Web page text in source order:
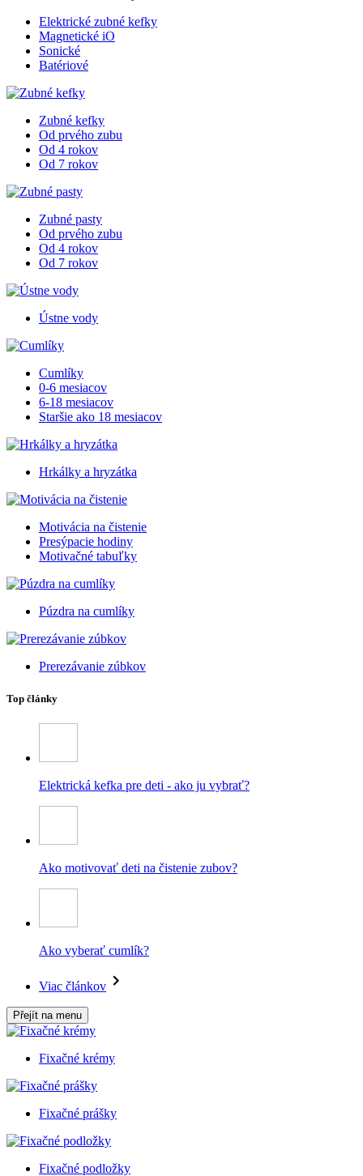
Elektrické zubné kefky
Magnetické iO
Sonické
Batériové
Zubné kefky
Od prvého zubu
Od 4 rokov
Od 7 rokov
Zubné pasty
Od prvého zubu
Od 4 rokov
Od 7 rokov
Ústne vody
Cumlíky
0-6 mesiacov
6-18 mesiacov
Staršie ako 18 mesiacov
Hrkálky a hryzátka
Motivácia na čistenie
Presýpacie hodiny
Motivačné tabuľky
Púzdra na cumlíky
Prerezávanie zúbkov
Top články
Elektrická kefka pre deti - ako ju vybrať?
Ako motivovať deti na čistenie zubov?
Ako vyberať cumlík?
Viac článkov
Přejít na menu
Fixačné krémy
Fixačné prášky
Fixačné podložky